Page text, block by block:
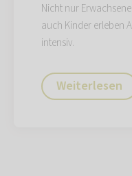
Nicht nur
auch Kinder erleben
intensiv.
Weiterlesen